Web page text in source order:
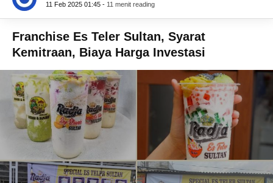
11 Feb 2025 01:45 - 11 menit reading
Franchise Es Teler Sultan, Syarat
Kemitraan, Biaya Harga Investasi